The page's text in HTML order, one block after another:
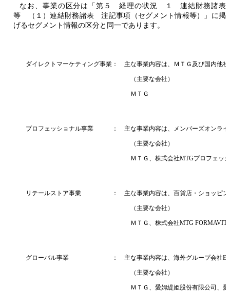
なお、事業の区分は「第５ 経理の状況 １ 連結財務諸表
等 （１）連結財務諸表 注記事項（セグメント情報等）」に掲
げるセグメント情報の区分と同一であります。
ダイレクトマーケティング事業： 主な事業内容は、ＭＴＧ及び国内他
（主要な会社）
ＭＴＧ
プロフェッショナル事業 ： 主な事業内容は、メンバーズオンラ
（主要な会社）
ＭＴＧ、株式会社MTGプロフェッ
リテールストア事業 ： 主な事業内容は、百貨店・ショッピ
（主要な会社）
ＭＴＧ、株式会社MTG
グローバル事業 ： 主な事業内容は、海外グループ会社
（主要な会社）
ＭＴＧ、愛姆緹姫股份有限公司、